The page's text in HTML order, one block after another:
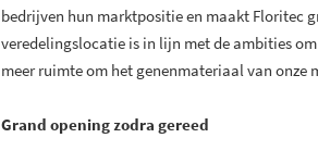
bedrijven hun marktpositie en maakt Floritec
veredelingslocatie is in lijn met de ambities
meer ruimte om het genenmateriaal van onze
Grand opening zodra gereed